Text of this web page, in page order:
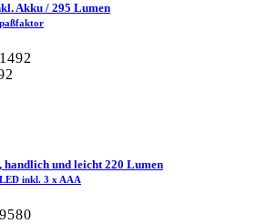
Akku / 295 Lumen
und leicht 220 Lumen
inkl. 3 x AAA